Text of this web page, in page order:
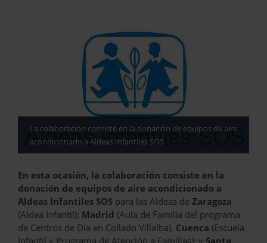
La colaboración consiste en la donación de equipos de aire
acondicionado a Aldeas Infantiles SOS
En esta ocasión, la colaboración consiste en la
donación de equipos de aire acondicionado a
Aldeas Infantiles SOS para las Aldeas de Zaragoza
(Aldea Infantil); Madrid (Aula de Familia del programa
de Centros de Día en Collado Villalba), Cuenca (Escuela